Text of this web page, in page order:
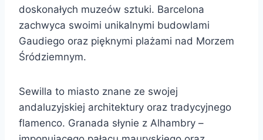
doskonałych muzeów sztuki. Barcelona
zachwyca swoimi unikalnymi budowlami
Gaudiego oraz pięknymi plażami nad Morzem
Śródziemnym.
Sewilla to miasto znane ze swojej
andaluzyjskiej architektury oraz tradycyjnego
flamenco. Granada słynie z Alhambry –